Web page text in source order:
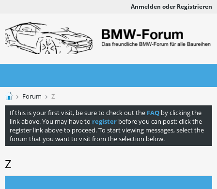
Anmelden oder Registrieren
Forum
Z
If this is your first visit, be sure to check out the FAQ by clicking the
link above. You may have to register before you can post: click the
register link above to proceed. To start viewing messages, select the
forum that you want to visit from the selection below.
Z